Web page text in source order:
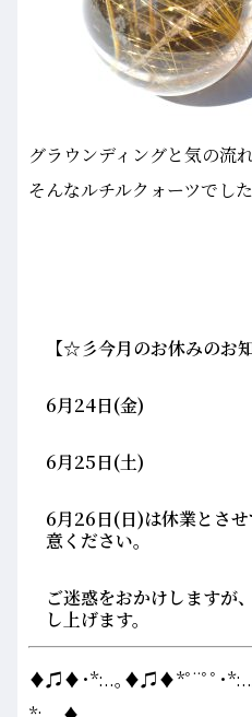
グラウンディングと気の流
そんなルチルクォーツでした
【☆彡今月のお休みのお
6月24日(金)
6月25日(土)
6月26日(日)は休業とさ
意ください。
ご迷惑をおかけしますが
し上げます。
♦♫♦･*:..｡♦♫♦*ﾟ¨ﾟﾟ･